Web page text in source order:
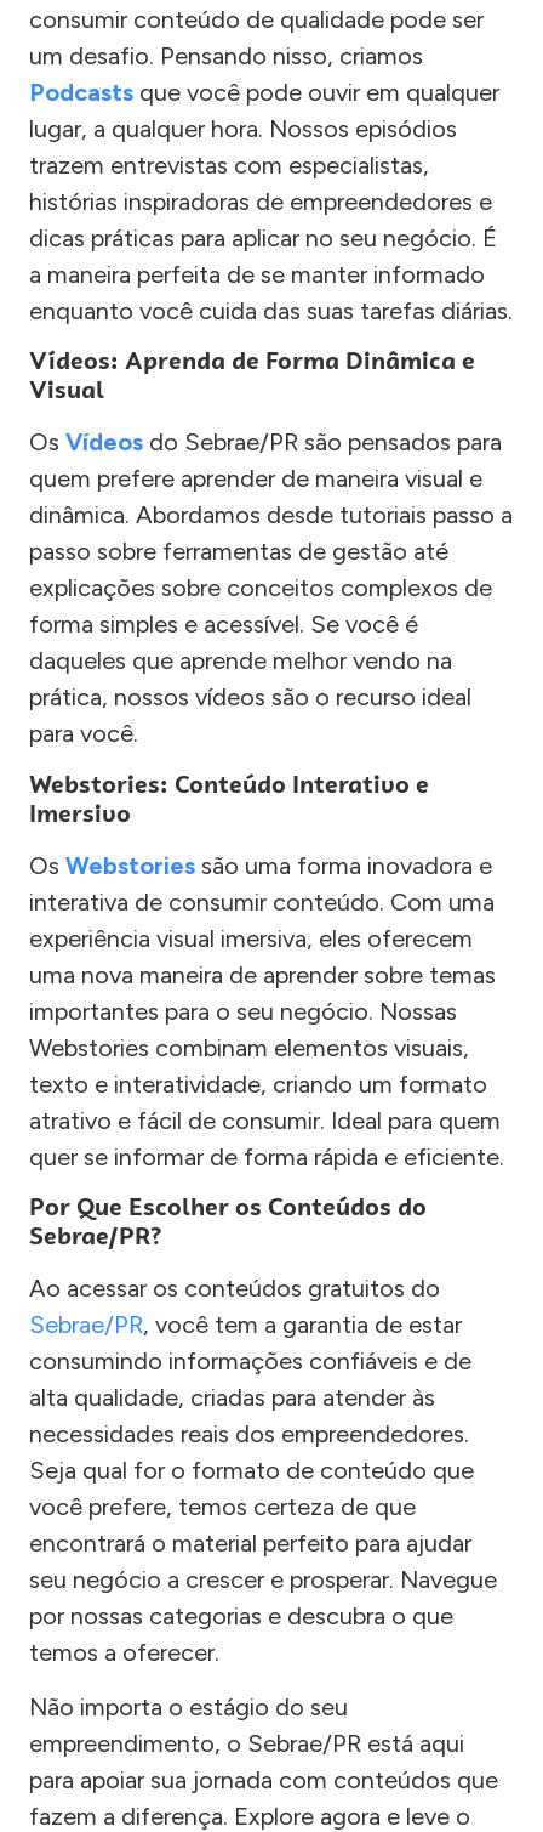
consumir conteúdo de qualidade pode ser
um desafio. Pensando nisso, criamos
Podcasts que você pode ouvir em qualquer
lugar, a qualquer hora. Nossos episódios
trazem entrevistas com especialistas,
histórias inspiradoras de empreendedores e
dicas práticas para aplicar no seu negócio. É
a maneira perfeita de se manter informado
enquanto você cuida das suas tarefas diárias.
Vídeos: Aprenda de Forma Dinâmica e
Visual
Os Vídeos do Sebrae/PR são pensados para
quem prefere aprender de maneira visual e
dinâmica. Abordamos desde tutoriais passo a
passo sobre ferramentas de gestão até
explicações sobre conceitos complexos de
forma simples e acessível. Se você é
daqueles que aprende melhor vendo na
prática, nossos vídeos são o recurso ideal
para você.
Webstories: Conteúdo Interativo e
Imersivo
Os Webstories são uma forma inovadora e
interativa de consumir conteúdo. Com uma
experiência visual imersiva, eles oferecem
uma nova maneira de aprender sobre temas
importantes para o seu negócio. Nossas
Webstories combinam elementos visuais,
texto e interatividade, criando um formato
atrativo e fácil de consumir. Ideal para quem
quer se informar de forma rápida e eficiente.
Por Que Escolher os Conteúdos do
Sebrae/PR?
Ao acessar os conteúdos gratuitos do
Sebrae/PR, você tem a garantia de estar
consumindo informações confiáveis e de
alta qualidade, criadas para atender às
necessidades reais dos empreendedores.
Seja qual for o formato de conteúdo que
você prefere, temos certeza de que
encontrará o material perfeito para ajudar
seu negócio a crescer e prosperar. Navegue
por nossas categorias e descubra o que
temos a oferecer.
Não importa o estágio do seu
empreendimento, o Sebrae/PR está aqui
para apoiar sua jornada com conteúdos que
fazem a diferença. Explore agora e leve o